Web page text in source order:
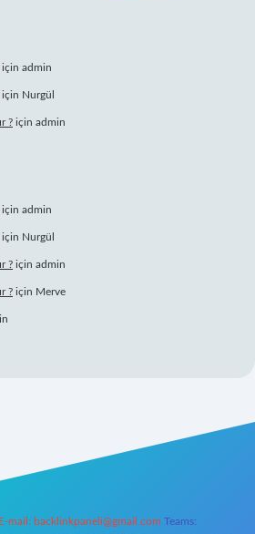
için admin
için Nurgül
? için admin
için admin
için Nurgül
? için admin
? için Merve
E-mail: backlinkpaneli@gmail.com Teams: